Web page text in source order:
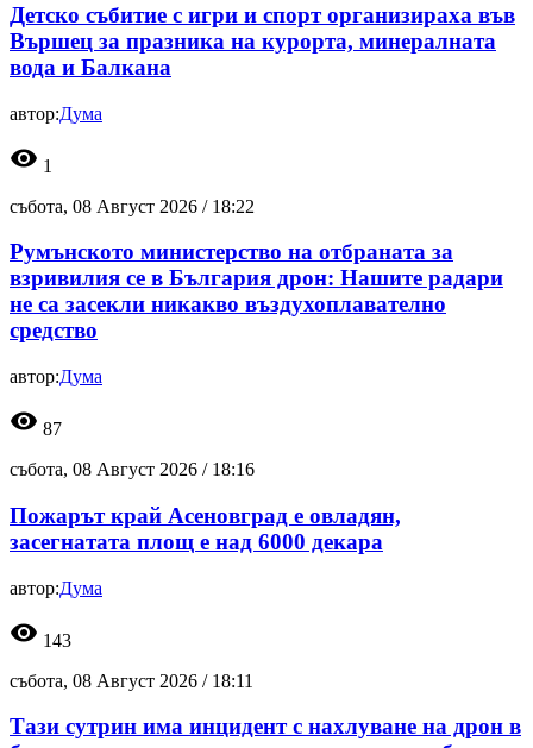
Детско събитие с игри и спорт организираха във
Вършец за празника на курорта, минералната
вода и Балкана
автор:Дума
visibility 1
събота, 08 Август 2026 / 18:22
Румънското министерство на отбраната за
взривилия се в България дрон: Нашите радари
не са засекли никакво въздухоплавателно
средство
автор:Дума
visibility 87
събота, 08 Август 2026 / 18:16
Пожарът край Асеновград е овладян,
засегнатата площ е над 6000 декара
автор:Дума
visibility 143
събота, 08 Август 2026 / 18:11
Тази сутрин има инцидент с нахлуване на дрон в